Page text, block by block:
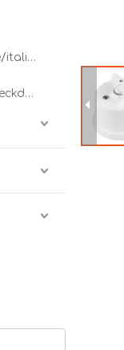
Französische/deutsche/italienische Steckdosen
Andere Schalter und Steckdosen